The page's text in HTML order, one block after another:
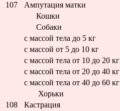
107
Ампутация матки
Кошки
Собаки
с массой тела до 5 кг
с массой от 5 до 10 кг
с массой тела от 10 до 20 кг
с массой тела от 20 до 40 кг
с массой тела от 40 до 60 кг
Хорьки
108
Кастрация